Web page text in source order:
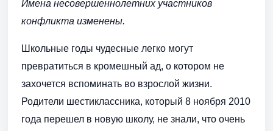
Имена несовершеннолетних участников
конфликта изменены.
Школьные годы чудесные легко могут
превратиться в кромешный ад, о котором не
захочется вспоминать во взрослой жизни.
Родители шестиклассника, который 8 ноября 2010
года перешел в новую школу, не знали, что очень